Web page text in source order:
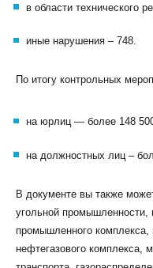
в области технического
иные нарушения – 748.
По итогу контрольных
на юрлиц — более 148
на должностных лиц –
В документе вы также
угольной промышленности,
промышленного комплекса,
нефтегазового комплекса,